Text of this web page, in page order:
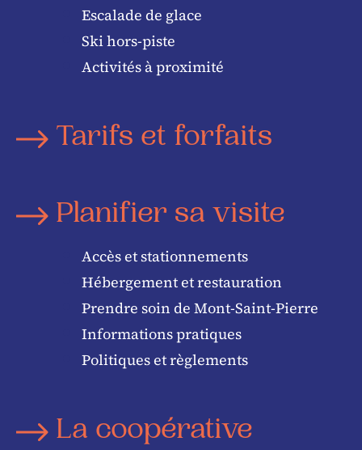
Escalade de glace
Ski hors-piste
Activités à proximité
Tarifs et forfaits
Planifier sa visite
Accès et stationnements
Hébergement et restauration
Prendre soin de Mont-Saint-Pierre
Informations pratiques
Politiques et règlements
La coopérative